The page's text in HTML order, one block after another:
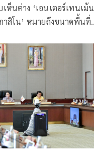
ห็นต่าง ‘เอนเตอร์เทนเม้น
าสิโน’ หมายถึงขนาดพื้นที่